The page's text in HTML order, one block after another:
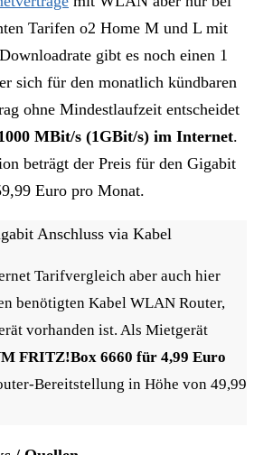
Tarifen o2 Home M und L mit
gibt es noch einen 1
sich für den monatlich kündbaren
ohne Mindestlaufzeit entscheidet
MBit/s (1GBit/s) im Internet.
beträgt der Preis für den Gigabit
Euro pro Monat.
Anschluss via Kabel
Tarifvergleich aber auch hier
benötigten Kabel WLAN Router,
vorhanden ist. Als Mietgerät
FRITZ!Box 6660 für 4,99 Euro
Bereitstellung in Höhe von 49,99